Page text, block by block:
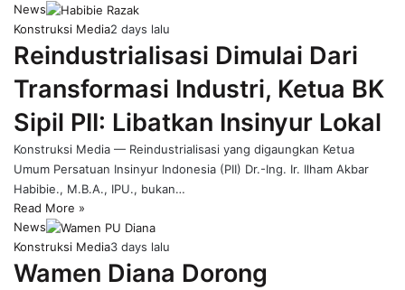
News
Konstruksi Media2 days lalu
Reindustrialisasi Dimulai Dari
Transformasi Industri, Ketua BK
Sipil PII: Libatkan Insinyur Lokal
Konstruksi Media — Reindustrialisasi yang digaungkan Ketua
Umum Persatuan Insinyur Indonesia (PII) Dr.-Ing. Ir. Ilham Akbar
Habibie., M.B.A., IPU., bukan…
Read More »
News
Konstruksi Media3 days lalu
Wamen Diana Dorong